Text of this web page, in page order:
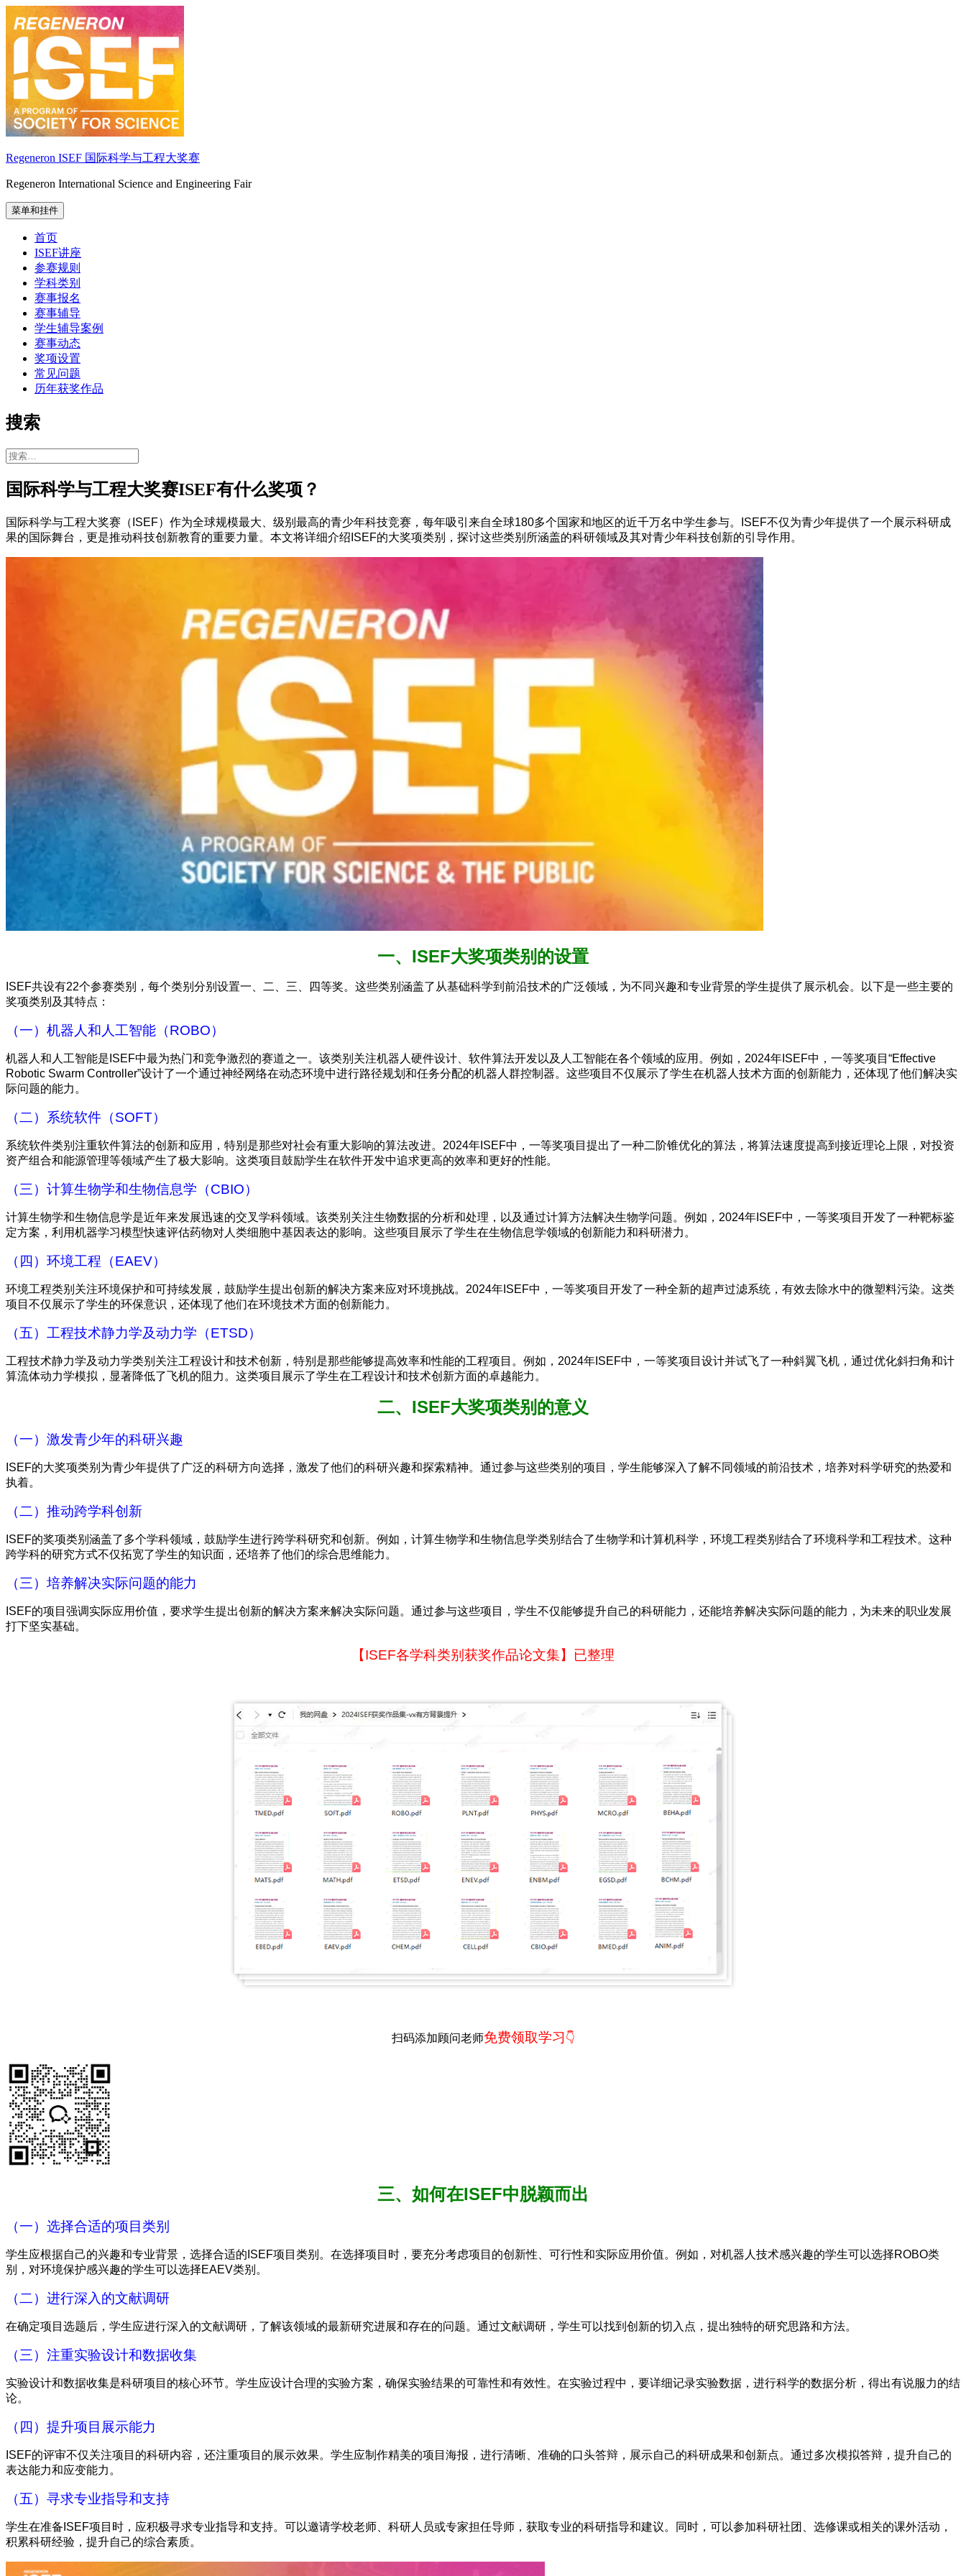
至
内
Regeneron ISEF 国际科学与工程大奖赛
Regeneron International Science and Engineering Fair
菜单和挂件
首页
ISEF讲座
参赛规则
学科类别
赛事报名
赛事辅导
学生辅导案例
赛事动态
奖项设置
常见问题
历年获奖作品
搜索
搜
国际科学与工程大奖赛ISEF有什么奖项？
国际科学与工程大奖赛（ISEF）作为全球规模最大、级别最高的青少年科技竞赛，每年吸引来自全球180多个国家和地区的近千万名中学生参与。ISEF不仅为青少年提供了一个展示科研成
果的国际舞台，更是推动科技创新教育的重要力量。本文将详细介绍ISEF的大奖项类别，探讨这些类别所涵盖的科研领域及其对青少年科技创新的引导作用。
一、ISEF大奖项类别的设置
ISEF共设有22个参赛类别，每个类别分别设置一、二、三、四等奖。这些类别涵盖了从基础科学到前沿技术的广泛领域，为不同兴趣和专业背景的学生提供了展示机会。以下是一些主要的
奖项类别及其特点：
（一）机器人和人工智能（ROBO）
机器人和人工智能是ISEF中最为热门和竞争激烈的赛道之一。该类别关注机器人硬件设计、软件算法开发以及人工智能在各个领域的应用。例如，2024年ISEF中，一等奖项目“Effective
Robotic Swarm Controller”设计了一个通过神经网络在动态环境中进行路径规划和任务分配的机器人群控制器。这些项目不仅展示了学生在机器人技术方面的创新能力，还体现了他们解决实
际问题的能力。
（二）系统软件（SOFT）
系统软件类别注重软件算法的创新和应用，特别是那些对社会有重大影响的算法改进。2024年ISEF中，一等奖项目提出了一种二阶锥优化的算法，将算法速度提高到接近理论上限，对投资
资产组合和能源管理等领域产生了极大影响。这类项目鼓励学生在软件开发中追求更高的效率和更好的性能。
（三）计算生物学和生物信息学（CBIO）
计算生物学和生物信息学是近年来发展迅速的交叉学科领域。该类别关注生物数据的分析和处理，以及通过计算方法解决生物学问题。例如，2024年ISEF中，一等奖项目开发了一种靶标鉴
定方案，利用机器学习模型快速评估药物对人类细胞中基因表达的影响。这些项目展示了学生在生物信息学领域的创新能力和科研潜力。
（四）环境工程（EAEV）
环境工程类别关注环境保护和可持续发展，鼓励学生提出创新的解决方案来应对环境挑战。2024年ISEF中，一等奖项目开发了一种全新的超声过滤系统，有效去除水中的微塑料污染。这类
项目不仅展示了学生的环保意识，还体现了他们在环境技术方面的创新能力。
（五）工程技术静力学及动力学（ETSD）
工程技术静力学及动力学类别关注工程设计和技术创新，特别是那些能够提高效率和性能的工程项目。例如，2024年ISEF中，一等奖项目设计并试飞了一种斜翼飞机，通过优化斜扫角和计
算流体动力学模拟，显著降低了飞机的阻力。这类项目展示了学生在工程设计和技术创新方面的卓越能力。
二、ISEF大奖项类别的意义
（一）激发青少年的科研兴趣
ISEF的大奖项类别为青少年提供了广泛的科研方向选择，激发了他们的科研兴趣和探索精神。通过参与这些类别的项目，学生能够深入了解不同领域的前沿技术，培养对科学研究的热爱和
执着。
（二）推动跨学科创新
ISEF的奖项类别涵盖了多个学科领域，鼓励学生进行跨学科研究和创新。例如，计算生物学和生物信息学类别结合了生物学和计算机科学，环境工程类别结合了环境科学和工程技术。这种
跨学科的研究方式不仅拓宽了学生的知识面，还培养了他们的综合思维能力。
（三）培养解决实际问题的能力
ISEF的项目强调实际应用价值，要求学生提出创新的解决方案来解决实际问题。通过参与这些项目，学生不仅能够提升自己的科研能力，还能培养解决实际问题的能力，为未来的职业发展
打下坚实基础。
【ISEF各学科类别获奖作品论文集】已整理
扫码添加顾问老师免费领取学习 👇
三、如何在ISEF中脱颖而出
（一）选择合适的项目类别
学生应根据自己的兴趣和专业背景，选择合适的ISEF项目类别。在选择项目时，要充分考虑项目的创新性、可行性和实际应用价值。例如，对机器人技术感兴趣的学生可以选择ROBO类
别，对环境保护感兴趣的学生可以选择EAEV类别。
（二）进行深入的文献调研
在确定项目选题后，学生应进行深入的文献调研，了解该领域的最新研究进展和存在的问题。通过文献调研，学生可以找到创新的切入点，提出独特的研究思路和方法。
（三）注重实验设计和数据收集
实验设计和数据收集是科研项目的核心环节。学生应设计合理的实验方案，确保实验结果的可靠性和有效性。在实验过程中，要详细记录实验数据，进行科学的数据分析，得出有说服力的结
论。
（四）提升项目展示能力
ISEF的评审不仅关注项目的科研内容，还注重项目的展示效果。学生应制作精美的项目海报，进行清晰、准确的口头答辩，展示自己的科研成果和创新点。通过多次模拟答辩，提升自己的
表达能力和应变能力。
（五）寻求专业指导和支持
学生在准备ISEF项目时，应积极寻求专业指导和支持。可以邀请学校老师、科研人员或专家担任导师，获取专业的科研指导和建议。同时，可以参加科研社团、选修课或相关的课外活动，
积累科研经验，提升自己的综合素质。